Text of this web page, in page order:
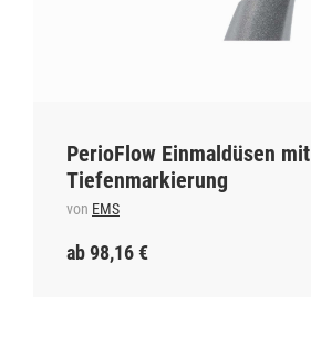
PerioFlow Einmaldüsen mit
Tiefenmarkierung
von EMS
ab 98,16 €